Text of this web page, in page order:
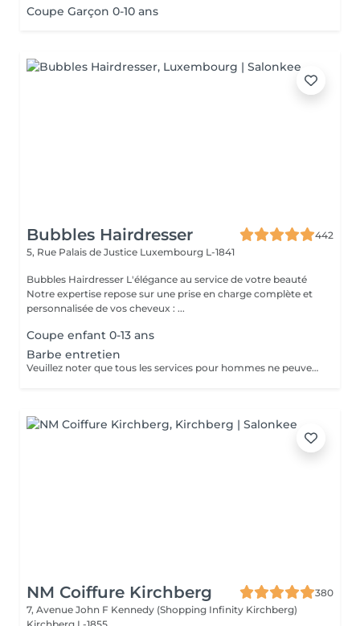
Coupe Garçon 0-10 ans
Bubbles Hairdresser
442
5, Rue Palais de Justice Luxembourg L-1841
Bubbles Hairdresser L'élégance au service de votre beauté
Notre expertise repose sur une prise en charge complète et
personnalisée de vos cheveux : ...
Coupe enfant 0-13 ans
Barbe entretien
Veuillez noter que tous les services pour hommes ne peuvent PAS être réservés en ligne. Merci d'appeler ou de passer pour réserver ces derniers. Quiconque ne respecte pas cela et réserve un service pour femme à la place ou utilise le compte d'une femme pour bloquer du temps pour le service d'un homme sera bloqué de toutes les réservations futures.
NM Coiffure Kirchberg
380
7, Avenue John F Kennedy (Shopping Infinity Kirchberg)